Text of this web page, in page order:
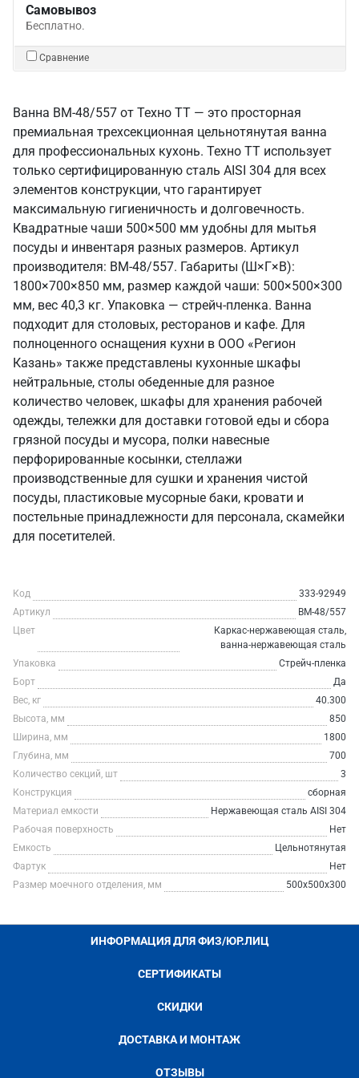
Самовывоз
Бесплатно.
Сравнение
Ванна ВМ-48/557 от Техно ТТ — это просторная
премиальная трехсекционная цельнотянутая ванна
для профессиональных кухонь. Техно ТТ использует
только сертифицированную сталь AISI 304 для всех
элементов конструкции, что гарантирует
максимальную гигиеничность и долговечность.
Квадратные чаши 500×500 мм удобны для мытья
посуды и инвентаря разных размеров. Артикул
производителя: ВМ-48/557. Габариты (Ш×Г×В):
1800×700×850 мм, размер каждой чаши: 500×500×300
мм, вес 40,3 кг. Упаковка — стрейч-пленка. Ванна
подходит для столовых, ресторанов и кафе. Для
полноценного оснащения кухни в ООО «Регион
Казань» также представлены кухонные шкафы
нейтральные, столы обеденные для разное
количество человек, шкафы для хранения рабочей
одежды, тележки для доставки готовой еды и сбора
грязной посуды и мусора, полки навесные
перфорированные косынки, стеллажи
производственные для сушки и хранения чистой
посуды, пластиковые мусорные баки, кровати и
постельные принадлежности для персонала, скамейки
для посетителей.
Код
333-92949
Артикул
ВМ-48/557
Цвет
Каркас-нержавеющая сталь,
ванна-нержавеющая сталь
Упаковка
Стрейч-пленка
Борт
Да
Вес, кг
40.300
Высота, мм
850
Ширина, мм
1800
Глубина, мм
700
Количество секций, шт
3
Конструкция
сборная
Материал емкости
Нержавеющая сталь AISI 304
Рабочая поверхность
Нет
Емкость
Цельнотянутая
Фартук
Нет
Размер моечного отделения, мм
500х500х300
ИНФОРМАЦИЯ ДЛЯ ФИЗ/ЮР.ЛИЦ
СЕРТИФИКАТЫ
СКИДКИ
ДОСТАВКА И МОНТАЖ
ОТЗЫВЫ